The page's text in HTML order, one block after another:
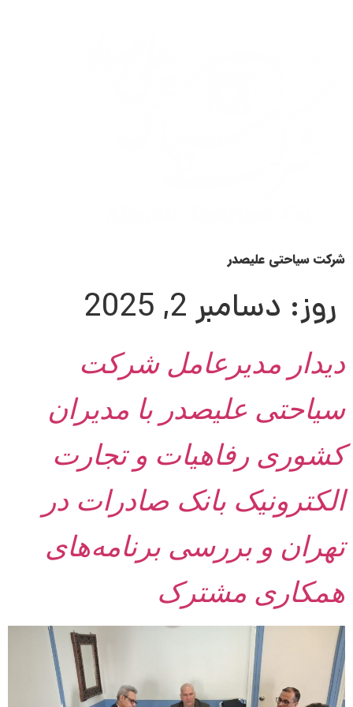
شرکت سیاحتی علیصدر
روز: دسامبر 2, 2025
دیدار مدیرعامل شرکت
سیاحتی علیصدر با مدیران
کشوری رفاهیات و تجارت
الکترونیک بانک صادرات در
تهران و بررسی برنامه‌های
همکاری مشترک